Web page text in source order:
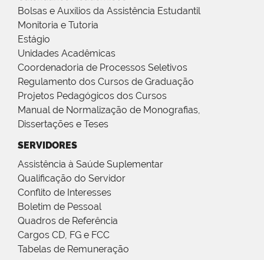
Bolsas e Auxílios da Assistência Estudantil
Monitoria e Tutoria
Estágio
Unidades Acadêmicas
Coordenadoria de Processos Seletivos
Regulamento dos Cursos de Graduação
Projetos Pedagógicos dos Cursos
Manual de Normalização de Monografias,
Dissertações e Teses
SERVIDORES
Assistência à Saúde Suplementar
Qualificação do Servidor
Conflito de Interesses
Boletim de Pessoal
Quadros de Referência
Cargos CD, FG e FCC
Tabelas de Remuneração